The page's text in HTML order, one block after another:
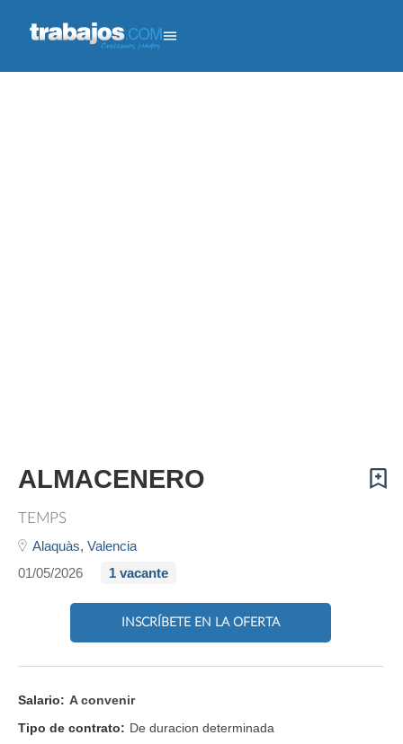
ALMACENERO
TEMPS
Alaquàs, Valencia
01/05/2026
1 vacante
INSCRÍBETE EN LA OFERTA
Salario: A convenir
Tipo de contrato: De duracion determinada